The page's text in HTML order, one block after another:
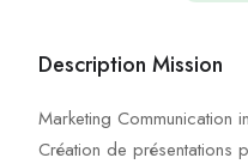
Description Mission
Marketing Communication
Création de présentations